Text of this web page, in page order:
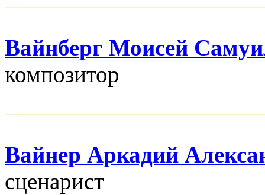
Вайнберг Моисей
композитор
Вайнер Аркадий
сценарист